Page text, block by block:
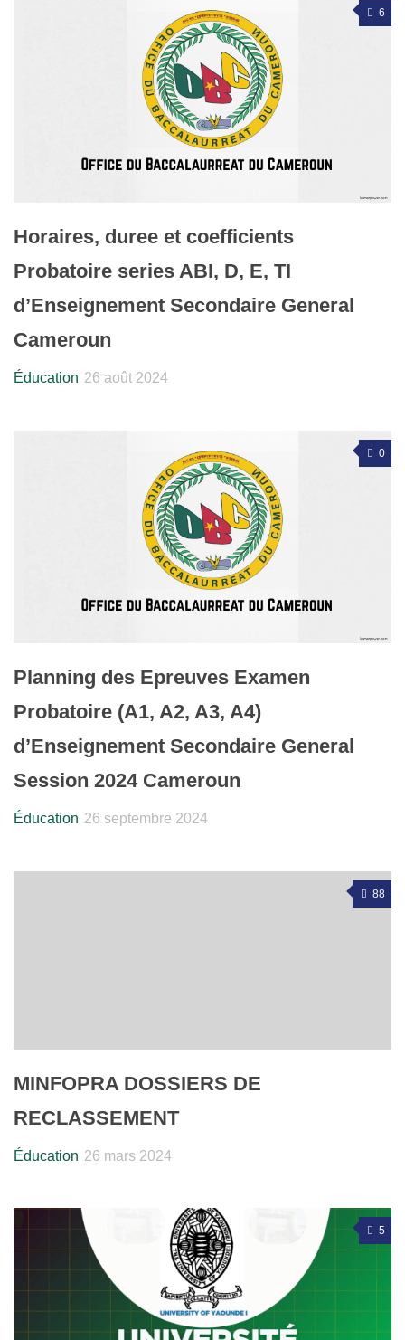
6
Horaires, duree et coefficients
Probatoire series ABI, D, E, TI
d’Enseignement Secondaire General
Cameroun
Éducation 26 août 2024
0
Planning des Epreuves Examen
Probatoire (A1, A2, A3, A4)
d’Enseignement Secondaire General
Session 2024 Cameroun
Éducation 26 septembre 2024
88
MINFOPRA DOSSIERS DE
RECLASSEMENT
Éducation 26 mars 2024
5